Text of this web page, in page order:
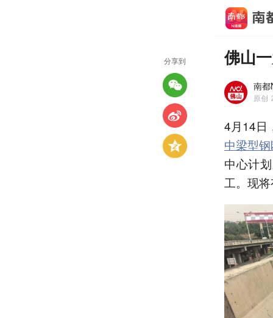
佛山
南都
原创
4月14日
中梁型
中心计
工。现
分享到